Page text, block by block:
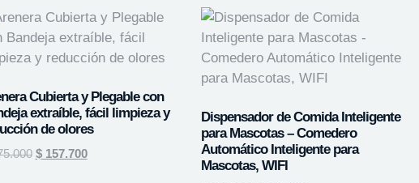
Cubierta y Plegable con
extraíble, fácil limpieza y
de olores
$157.700
Dispensador de Comida Inteligente
para Mascotas – Comedero
Automático Inteligente para
Mascotas, WIFI